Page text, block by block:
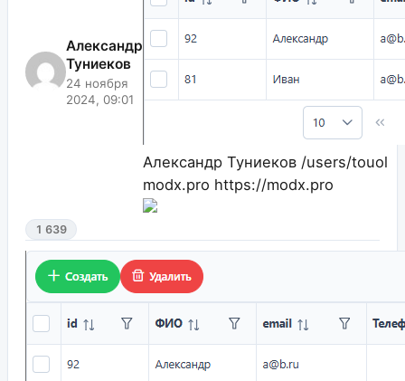
Александр
Туниеков
24 ноября
2024, 09:01
Александр Туниеков /users/touol
modx.pro https://modx.pro
1 639